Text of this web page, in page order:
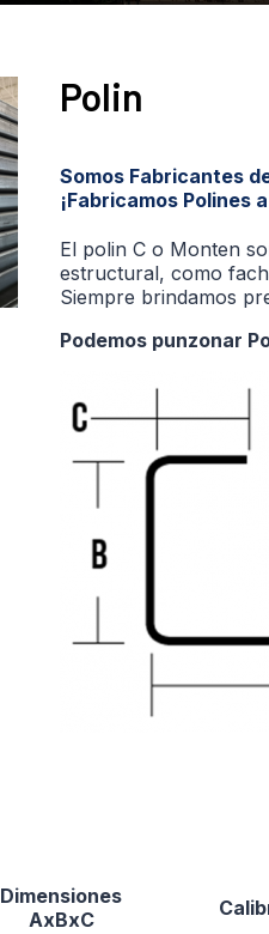
Polin
Somos Fabricantes
¡Fabricamos Polines
El polin C o Monten
estructural, como
Siempre brindamos
Podemos punzonar
Dimensiones
AxBxC